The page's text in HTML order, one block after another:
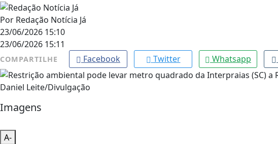
Por Redação Notícia Já
23/06/2026 15:10
23/06/2026 15:11
COMPARTILHE Facebook Twitter Whatsapp
Daniel Leite/Divulgação
Imagens
A-